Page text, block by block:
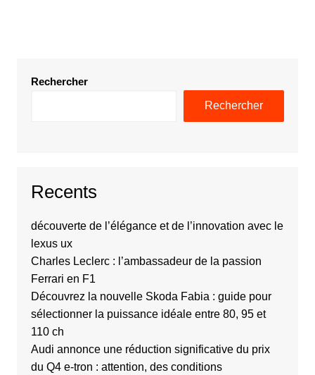
Rechercher
Rechercher
Recents
découverte de l’élégance et de l’innovation avec le
lexus ux
Charles Leclerc : l’ambassadeur de la passion
Ferrari en F1
Découvrez la nouvelle Skoda Fabia : guide pour
sélectionner la puissance idéale entre 80, 95 et
110 ch
Audi annonce une réduction significative du prix
du Q4 e-tron : attention, des conditions